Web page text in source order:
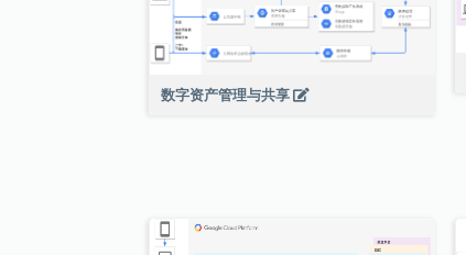
数字资产管理与共享